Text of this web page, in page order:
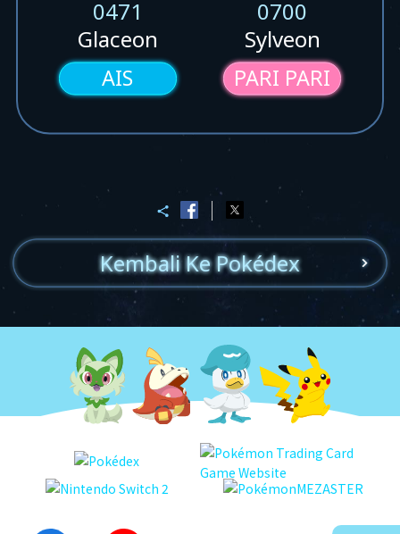
0471
Glaceon
AIS
0700
Sylveon
PARI PARI
Kembali Ke Pokédex